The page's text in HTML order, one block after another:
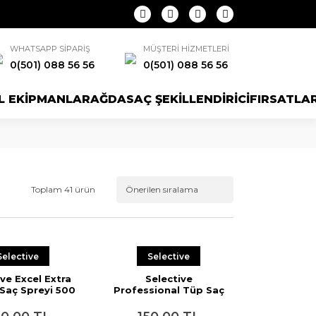
WHATSAPP SİPARİŞ
0(501) 088 56 56
MÜŞTERİ HİZMETLERİ
0(501) 088 56 56
EKİPMANLARAĞDASAÇ ŞEKİLLENDİRİCİ
Toplam 41 ürün
Excel Extra
Spreyi 500
Selective
Selective
Professional Tüp Saç
Kahve 60 ml